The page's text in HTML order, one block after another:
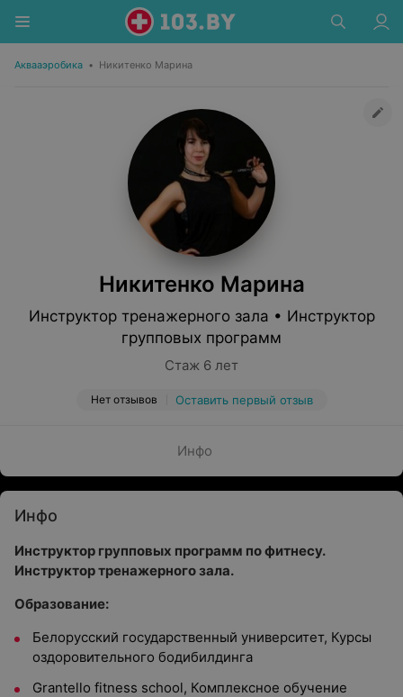
Аквааэробика • Никитенко Марина
Никитенко Марина
Инструктор тренажерного зала • Инструктор
групповых программ
Стаж 6 лет
Нет отзывов Оставить первый отзыв
Инфо
Инфо
Инструктор групповых программ по фитнесу.
Инструктор тренажерного зала.
Образование:
Белорусский государственный университет, Курсы
оздоровительного бодибилдинга
Grantello fitness school, Комплексное обучение